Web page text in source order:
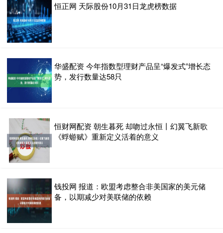
恒正网 天际股份10月31日龙虎榜数据
华盛配资 今年指数型理财产品呈“爆发式”增长态
势，发行数量达58只
恒财网配资 朝生暮死 却吻过永恒丨幻翼飞新歌
《蜉蝣赋》重新定义活着的意义
钱投网 报道：欧盟考虑整合非美国家的美元储
备，以期减少对美联储的依赖